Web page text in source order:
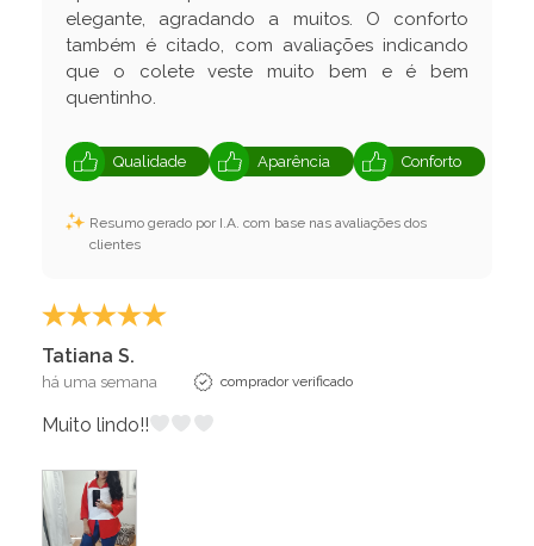
elegante, agradando a muitos. O conforto
também é citado, com avaliações indicando
que o colete veste muito bem e é bem
quentinho.
Qualidade Aparência Conforto
Resumo gerado por I.A. com base nas avaliações dos
clientes
Tatiana S.
há uma semana comprador verificado
Muito lindo!!